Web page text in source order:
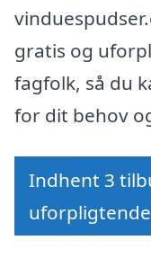
gratis og
fagfolk, så du
for dit behov
Indhent 3
uforpligtende